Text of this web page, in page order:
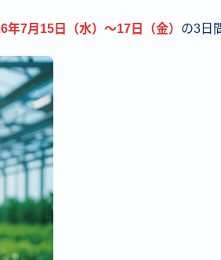
年7月15日（水）〜17日（金） の3日